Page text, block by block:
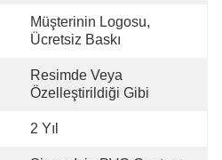
Müşterinin Logosu,
Ücretsiz Baskı
Resimde Veya
Özelleştirildiği Gibi
2 Yıl